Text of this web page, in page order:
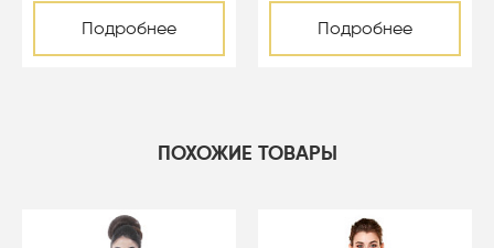
Подробнее Подробнее
ПОХОЖИЕ ТОВАРЫ